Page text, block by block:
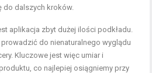
do dalszych kroków.
aplikacja zbyt dużej ilości podkładu.
do nienaturalnego wyglądu
Kluczowe jest więc umiar i
co najlepiej osiągniemy przy